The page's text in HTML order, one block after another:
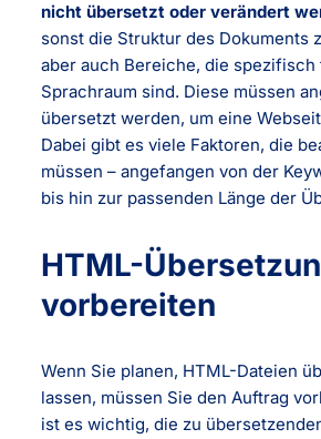
nicht übersetzt oder verändert
sonst die Struktur des Dokuments
aber auch Bereiche, die spezifisch
Sprachraum sind. Diese müssen
übersetzt werden, um eine
Dabei gibt es viele Faktoren, die
müssen – angefangen von der
bis hin zur passenden Länge der
HTML-
vorbereiten
Wenn Sie planen, HTML-Dateien
lassen, müssen Sie den Auftrag
ist es wichtig, die zu